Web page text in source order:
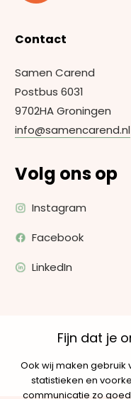
Contact
Samen Carend
Postbus 6031
9702HA Groningen
info@samencarend.nl
Volg ons op
Instagram
Facebook
LinkedIn
Fijn dat je
Ook wij maken
statistieken en
communicatie zo